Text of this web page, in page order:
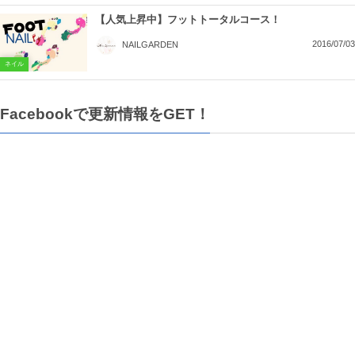
ネイル
【人気上昇中】フットトータルコース！
NAILGARDEN 2016/07/03
Facebookで更新情報をGET！